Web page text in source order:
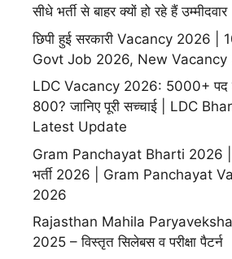
सीधे भर्ती से बाहर क्यों हो रहे हैं उम्मीदवार
छिपी हुई सरकारी Vacancy 2026 |
Govt Job 2026, New Vacancy
LDC Vacancy 2026: 5000+ पद
800? जानिए पूरी सच्चाई | LDC
Latest Update
Gram Panchayat Bharti 2026 |
भर्ती 2026 | Gram Panchayat
2026
Rajasthan Mahila
2025 – विस्तृत सिलेबस व परीक्षा पैटर्न